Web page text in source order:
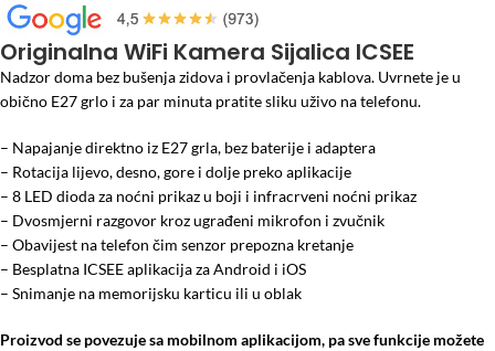
Sijalica ICSEE
Originalna WiFi Kamera Sijalica ICSEE
Nadzor doma bez bušenja zidova i provlačenja kablova. Uvrnete je u
obično E27 grlo i za par minuta pratite sliku uživo na telefonu.
– Napajanje direktno iz E27 grla, bez baterije i adaptera
– Rotacija lijevo, desno, gore i dolje preko aplikacije
– 8 LED dioda za noćni prikaz u boji i infracrveni noćni prikaz
– Dvosmjerni razgovor kroz ugrađeni mikrofon i zvučnik
– Obavijest na telefon čim senzor prepozna kretanje
– Besplatna ICSEE aplikacija za Android i iOS
– Snimanje na memorijsku karticu ili u oblak
Proizvod se povezuje sa mobilnom aplikacijom, pa sve funkcije možete